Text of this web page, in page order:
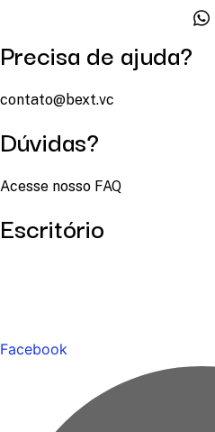
Precisa de ajuda?
contato@bext.vc
Dúvidas?
Acesse nosso FAQ
Escritório
Facebook